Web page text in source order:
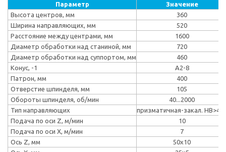
Параметр
Значение
Высота центров, мм
360
Ширина направляющих, мм
520
Расстояние между центрами, мм
1600
Диаметр обработки над станиной, мм
720
Диаметр обработки над суппортом, мм
460
Конус, -1
A2-8
Патрон, мм
400
Отверстие шпинделя, мм
105
Обороты шпинделя, об/мин
40...2000
Тип направляющих
призматичная-закал.
Подача по оси Z, м/мин
10
Подача по оси Х, м/мин
7
Ось Z, мм
50x10